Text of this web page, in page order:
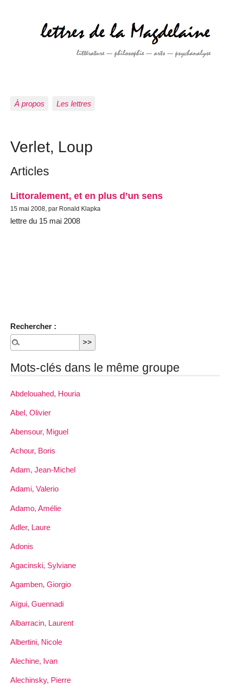
À propos Les lettres
Verlet, Loup
Articles
Littoralement, et en plus d’un sens
15 mai 2008, par Ronald Klapka
lettre du 15 mai 2008
Rechercher :
Mots-clés dans le même groupe
Abdelouahed, Houria
Abel, Olivier
Abensour, Miguel
Achour, Boris
Adam, Jean-Michel
Adami, Valerio
Adamo, Amélie
Adler, Laure
Adonis
Agacinski, Sylviane
Agamben, Giorgio
Aïgui, Guennadi
Albarracin, Laurent
Albertini, Nicole
Alechine, Ivan
Alechinsky, Pierre